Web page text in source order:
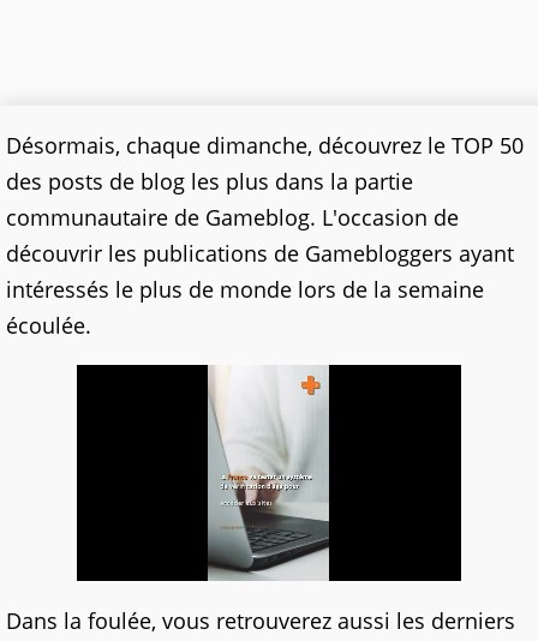
Désormais, chaque dimanche, découvrez le TOP 50
des posts de blog les plus dans la partie
communautaire de Gameblog. L'occasion de
découvrir les publications de Gamebloggers ayant
intéressés le plus de monde lors de la semaine
écoulée.
Dans la foulée, vous retrouverez aussi les derniers